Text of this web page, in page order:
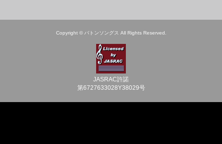
Copyright © バトンソングス All Rights Reserved.
JASRAC許諾
第6727633028Y38029号